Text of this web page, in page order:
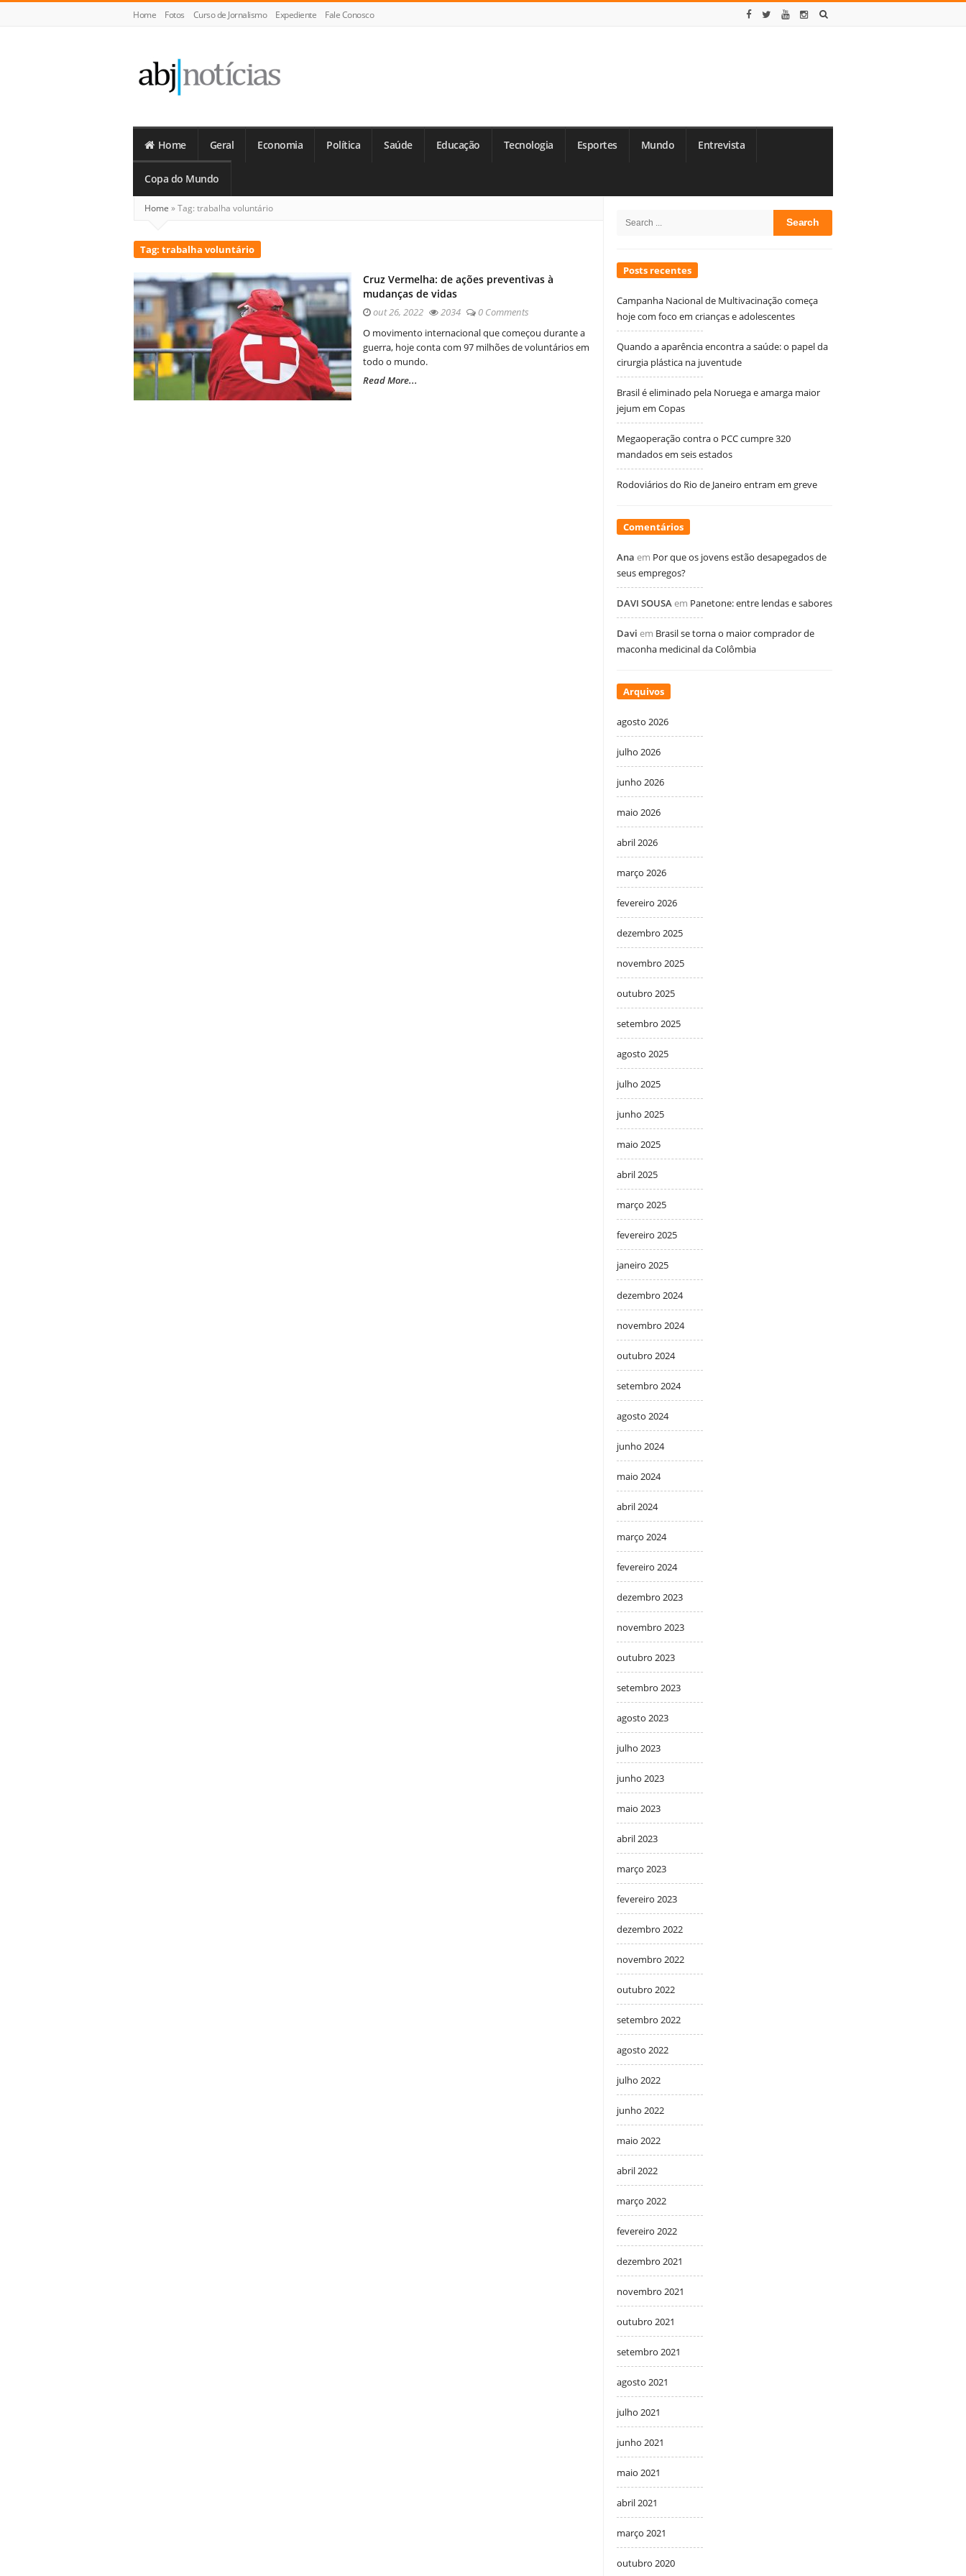
Home Fotos Curso de Jornalismo Expediente Fale Conosco
Notícias
Home Geral Economia Política Saúde Educação Tecnologia Esportes Mundo Entrevista
Copa do Mundo
Home »Tag: trabalha voluntário
Tag: trabalha voluntário
Cruz Vermelha: de ações preventivas à
mudanças de vidas
out 26, 2022 2034
0 Comments
O movimento internacional que começou durante a
guerra, hoje conta com 97 milhões de voluntários em
todo o mundo.
Read More...
Sidebar
Search
Posts recentes
Campanha Nacional de Multivacinação começa
hoje com foco em crianças e adolescentes
Quando a aparência encontra a saúde: o papel da
cirurgia plástica na juventude
Brasil é eliminado pela Noruega e amarga maior
jejum em Copas
Megaoperação contra o PCC cumpre 320
mandados em seis estados
Rodoviários do Rio de Janeiro entram em greve
Comentários
Ana em Por que os jovens estão desapegados de
seus empregos?
DAVI SOUSAem Panetone: entre lendas e sabores
Davi em Brasil se torna o maior comprador de
maconha medicinal da Colômbia
Arquivos
agosto 2026
julho 2026
junho 2026
maio 2026
abril 2026
março 2026
fevereiro 2026
dezembro 2025
novembro 2025
outubro 2025
setembro 2025
agosto 2025
julho 2025
junho 2025
maio 2025
abril 2025
março 2025
fevereiro 2025
janeiro 2025
dezembro 2024
novembro 2024
outubro 2024
setembro 2024
agosto 2024
junho 2024
maio 2024
abril 2024
março 2024
fevereiro 2024
dezembro 2023
novembro 2023
outubro 2023
setembro 2023
agosto 2023
julho 2023
junho 2023
maio 2023
abril 2023
março 2023
fevereiro 2023
dezembro 2022
novembro 2022
outubro 2022
setembro 2022
agosto 2022
julho 2022
junho 2022
maio 2022
abril 2022
março 2022
fevereiro 2022
dezembro 2021
novembro 2021
outubro 2021
setembro 2021
agosto 2021
julho 2021
junho 2021
maio 2021
abril 2021
março 2021
outubro 2020